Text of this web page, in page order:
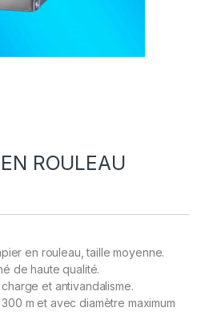
ROULEAU
en rouleau, taille moyenne.
de haute qualité.
et antivandalisme.
m et avec diamètre maximum